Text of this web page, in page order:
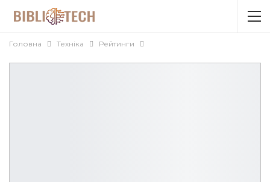
Головна Техніка Рейтинги